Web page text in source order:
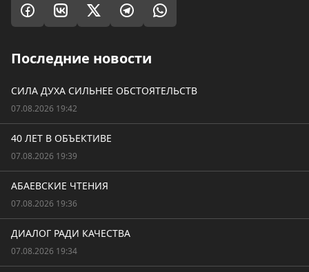
Последние новости
СИЛА ДУХА СИЛЬНЕЕ ОБСТОЯТЕЛЬСТВ
07.08.2026 19:42
40 ЛЕТ В ОБЪЕКТИВЕ
07.08.2026 19:39
АБАЕВСКИЕ ЧТЕНИЯ
07.08.2026 19:36
ДИАЛОГ РАДИ КАЧЕСТВА
07.08.2026 19:34